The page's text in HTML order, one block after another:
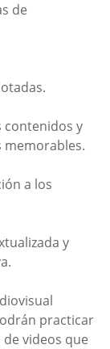
de
contenidos y
memorables.
a los
y
practicar
videos que